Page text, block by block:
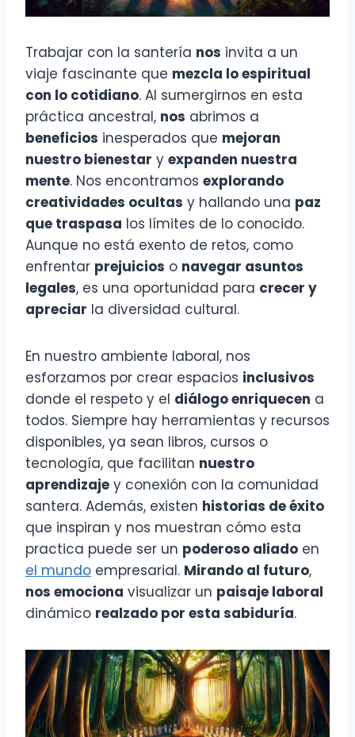
Trabajar con la santería nos invita a un
viaje fascinante que mezcla lo espiritual
con lo cotidiano. Al sumergirnos en esta
práctica ancestral, nos abrimos a
beneficios inesperados que mejoran
nuestro bienestar y expanden nuestra
mente. Nos encontramos explorando
creatividades ocultas y hallando una paz
que traspasa los límites de lo conocido.
Aunque no está exento de retos, como
enfrentar prejuicios o navegar asuntos
legales, es una oportunidad para crecer y
apreciar la diversidad cultural.
En nuestro ambiente laboral, nos
esforzamos por crear espacios inclusivos
donde el respeto y el diálogo enriquecen a
todos. Siempre hay herramientas y recursos
disponibles, ya sean libros, cursos o
tecnología, que facilitan nuestro
aprendizaje y conexión con la comunidad
santera. Además, existen historias de éxito
que inspiran y nos muestran cómo esta
practica puede ser un poderoso aliado en
el mundo empresarial. Mirando al futuro,
nos emociona visualizar un paisaje laboral
dinámico realzado por esta sabiduría.